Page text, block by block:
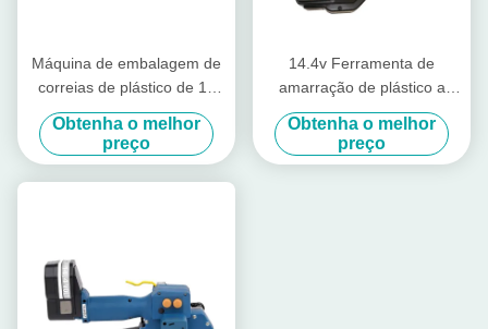
Máquina de embalagem de
correias de plástico de 16
mm de correias de PP
Obtenha o melhor
preço
14.4v Ferramenta de
amarração de plástico a
bateria por atrito Ferramenta
de amarração de mão de
potência de solda
Obtenha o melhor
preço